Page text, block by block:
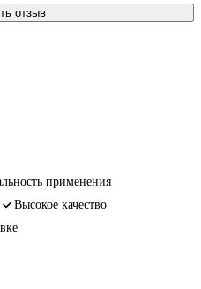
отзыв
применения
высокое качество